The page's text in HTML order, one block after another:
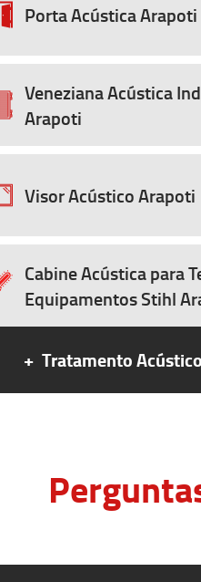
Porta Acústica Arapoti
Veneziana Acústica
Arapoti
Visor Acústico Arapoti
Cabine Acústica para
Equipamentos Stihl
+ Tratamento Acústico